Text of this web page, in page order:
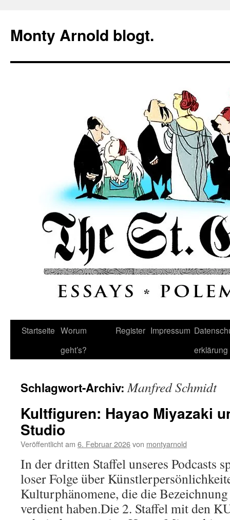
springen
Monty Arnold blogt.
Startseite Worum
geht’s?
Register Impressum
erklärung
Schlagwort-Archiv:Manfred Schmidt
Kultfiguren: Hayao Miyazaki
Studio
Veröffentlicht am 6. Februar 2026von montyarnold
In der dritten Staffel unseres Podcasts
loser Folge über
Kulturphänomene, die die
verdient haben.Die 2. Staffel mit den